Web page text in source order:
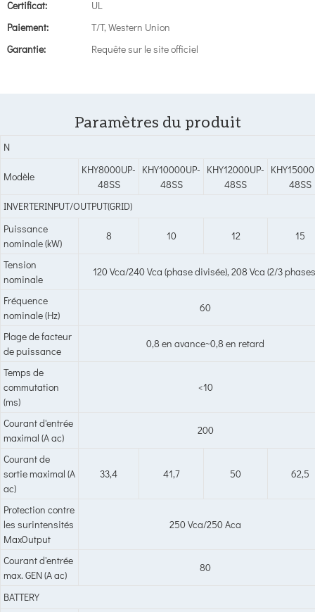
Certificat:
UL
Paiement:
T/T, Western Union
Garantie:
Requête sur le site officiel
Paramètres du produit
N
Modèle
KHY8000UP-
48SS
KHY10000UP-
48SS
KHY12000UP-
48SS
48SS
INVERTERINPUT/OUTPUT(GRID)
Puissance
nominale (kW)
8 10 12 15
Tension
nominale
120 Vca/240 Vca (phase divisée), 208 Vca (2/3
Fréquence
nominale (Hz)
60
Plage de facteur
de puissance
0,8 en avance~0,8 en retard
Temps de
commutation
(ms)
<10
Courant d'entrée
maximal (A ac)
200
Courant de
sortie maximal (A
ac)
33,4 41,7 50 62,5
Protection contre
les surintensités
MaxOutput
250 Vca/250 Aca
Courant d'entrée
max. GEN (A ac)
80
BATTERY